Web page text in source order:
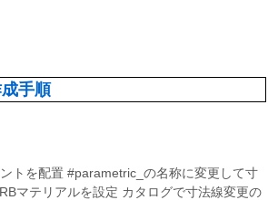
手順
トを配置 #parametric_の名称に変更して寸
マテリアルを設定 カタログで寸法線変更の